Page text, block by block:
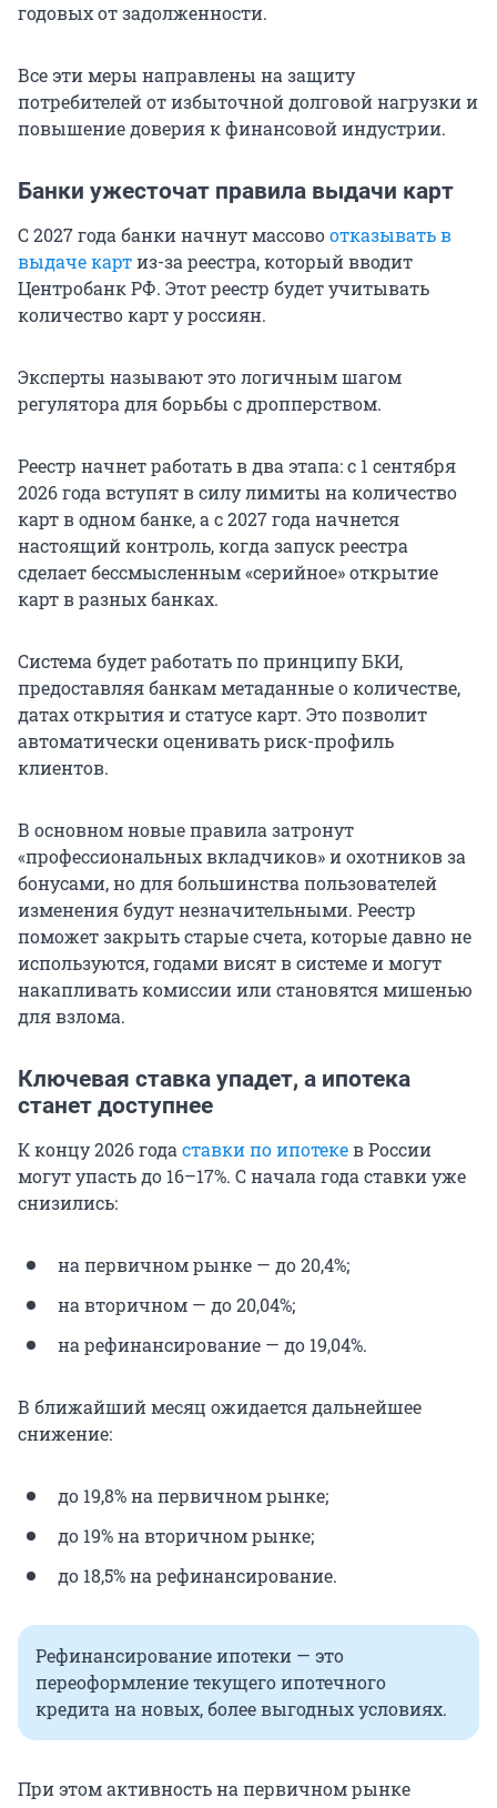
годовых от задолженности.
Все эти меры направлены на защиту
потребителей от избыточной долговой нагрузки и
повышение доверия к финансовой индустрии.
Банки ужесточат правила выдачи карт
С 2027 года банки начнут массовоотказывать в
выдаче картиз-за реестра, который вводит
Центробанк РФ. Этот реестр будет учитывать
количество карт у россиян.
Эксперты называют это логичным шагом
регулятора для борьбы с дропперством.
Реестр начнет работать в два этапа: с 1 сентября
2026 года вступят в силу лимиты на количество
карт в одном банке, а с 2027 года начнется
настоящий контроль, когда запуск реестра
сделает бессмысленным «серийное» открытие
карт в разных банках.
Система будет работать по принципу БКИ,
предоставляя банкам метаданные о количестве,
датах открытия и статусе карт. Это позволит
автоматически оценивать риск-профиль
клиентов.
В основном новые правила затронут
«профессиональных вкладчиков» и охотников за
бонусами, но для большинства пользователей
изменения будут незначительными. Реестр
поможет закрыть старые счета, которые давно не
используются, годами висят в системе и могут
накапливать комиссии или становятся мишенью
для взлома.
Ключевая ставка упадет, а ипотека
станет доступнее
К концу 2026 годаставки по ипотекев России
могут упасть до 16–17%. С начала года ставки уже
снизились:
на первичном рынке — до 20,4%;
на вторичном — до 20,04%;
на рефинансирование — до 19,04%.
В ближайший месяц ожидается дальнейшее
снижение:
до 19,8% на первичном рынке;
до 19% на вторичном рынке;
до 18,5% на рефинансирование.
Рефинансирование ипотеки — это
переоформление текущего ипотечного
кредита на новых, более выгодных условиях.
При этом активность на первичном рынке